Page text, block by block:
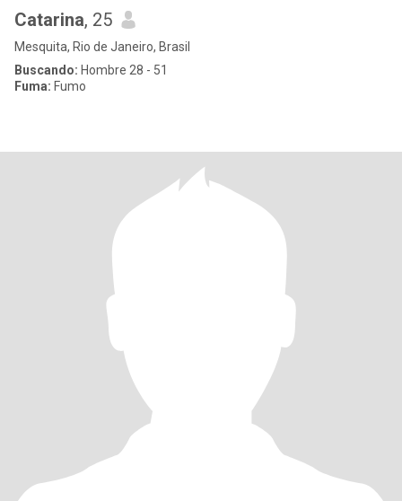
Catarina, 25
Mesquita, Rio de Janeiro, Brasil
Buscando: Hombre 28 - 51
Fuma: Fumo